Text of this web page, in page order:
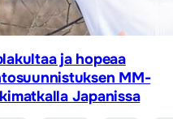
ja hopeaa
MM-
Japanissa